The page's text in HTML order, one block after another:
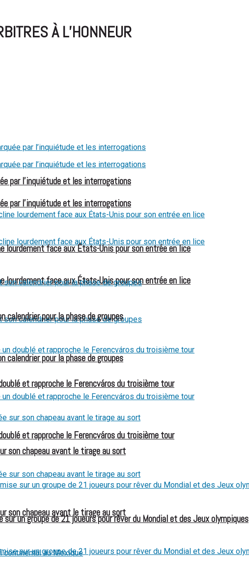
par l’inquiétude et les interrogations
lourdement face aux États-Unis pour son entrée en lice
pour la phase de groupes
et rapproche le Ferencváros du troisième tour
son chapeau avant le tirage au sort
par l’inquiétude et les interrogations
lourdement face aux États-Unis pour son entrée en lice
pour la phase de groupes
et rapproche le Ferencváros du troisième tour
son chapeau avant le tirage au sort
sur un groupe de 21 joueurs pour rêver du Mondial et des Jeux olympiques
À L’HONNEUR